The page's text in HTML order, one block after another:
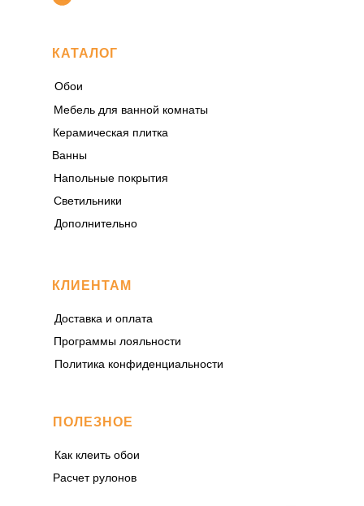
КАТАЛОГ
КЛИЕНТАМ
ПОЛЕЗНОЕ
Обои
Мебель для ванной комнаты
Доставка и оплата
Программы лояльности
Политика конфиденциальности
Как клеить обои
Расчет рулонов
Напольные покрытия
Светильники
Дополнительно
Керамическая плитка
Ванны